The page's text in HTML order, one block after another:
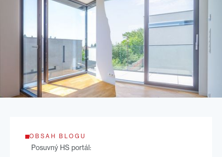
OBSAH BLOGU
Posuvný HS portál: